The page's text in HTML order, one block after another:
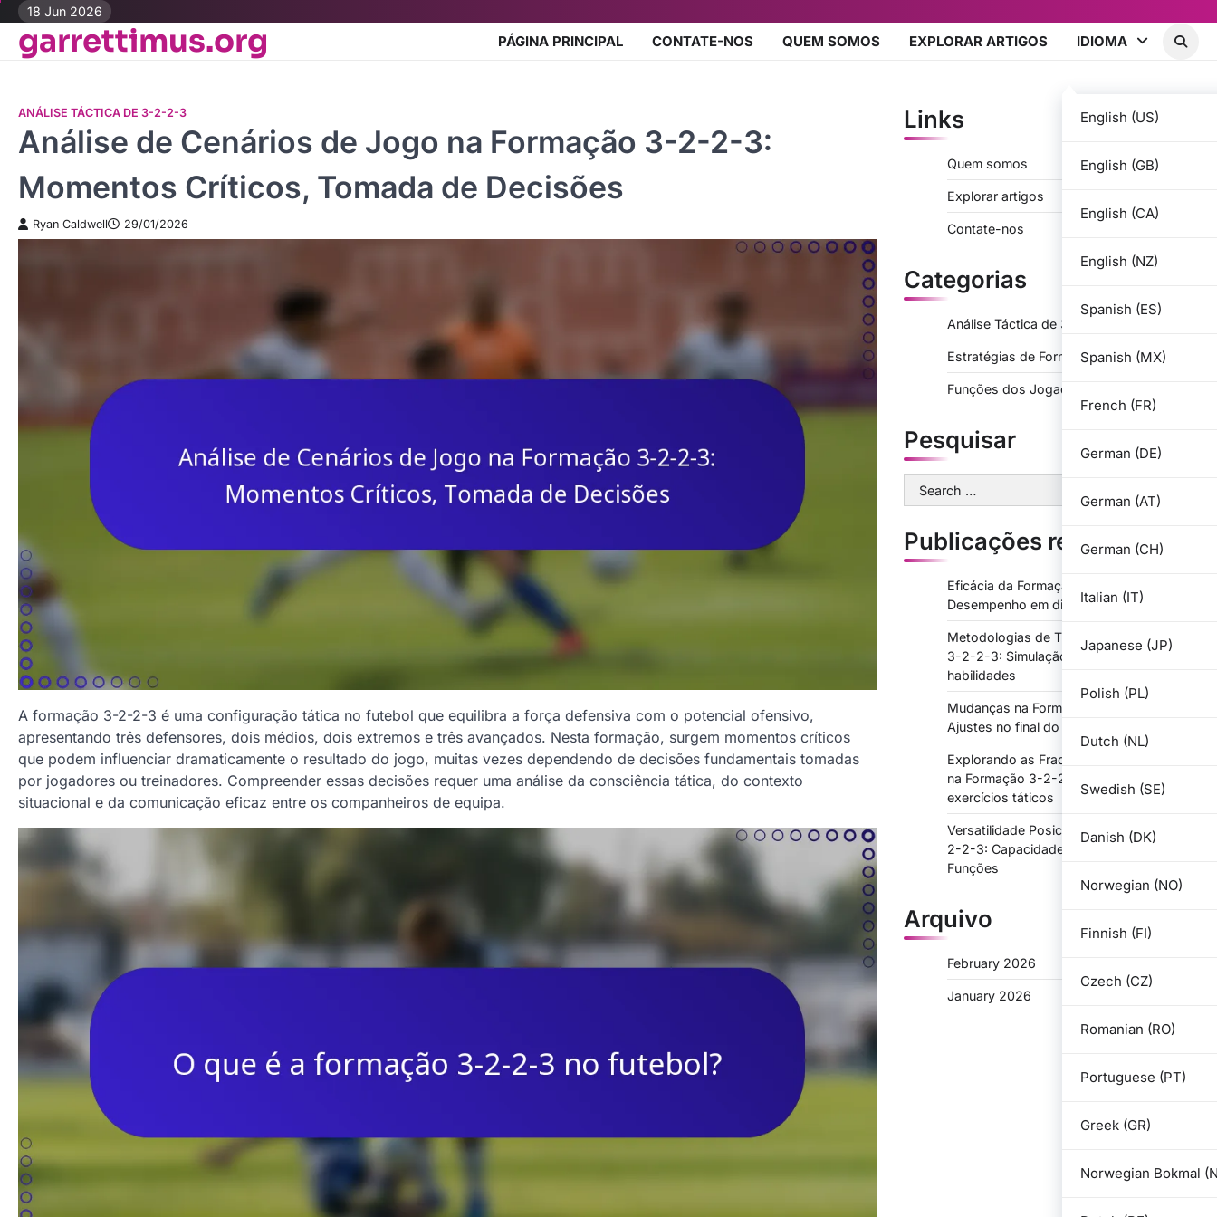
Skip
content
18 Jun 2026
garrettimus.org PÁGINA PRINCIPAL CONTATE-NOS QUEM SOMOS EXPLORAR ARTIGOS IDIOMA
English (US)
English (GB)
English (CA)
English (NZ)
Spanish (ES)
Spanish (MX)
French (FR)
German (DE)
German (AT)
German (CH)
Italian (IT)
Japanese (JP)
Polish (PL)
Dutch (NL)
Swedish (SE)
Danish (DK)
Norwegian (NO)
Finnish (FI)
Czech (CZ)
Romanian (RO)
Portuguese (PT)
Greek (GR)
Norwegian Bokmal
ANÁLISE TÁCTICA DE 3-2-2-3
Análise de Cenários de Jogo na Formação 3-2-2-3:
Momentos Críticos, Tomada de Decisões
Ryan Caldwell 29/01/2026
A formação 3-2-2-3 é uma configuração tática no futebol que equilibra a força defensiva com o potencial ofensivo,
apresentando três defensores, dois médios, dois extremos e três avançados. Nesta formação, surgem momentos críticos
que podem influenciar dramaticamente o resultado do jogo, muitas vezes dependendo de decisões fundamentais tomadas
por jogadores ou treinadores. Compreender essas decisões requer uma análise da consciência tática, do contexto
situacional e da comunicação eficaz entre os companheiros de equipa.
Links
Quem somos
Explorar artigos
Contate-nos
Categorias
Análise Táctica de 3-2-2-3
Estratégias de Formação para 3-2-2-3
Funções dos Jogadores em 3-2-2-3
Pesquisar
Search
for:
Publicações recentes
Eficácia da Formação 3-2-2-3:
Desempenho em diferentes sistemas
Metodologias de Treino para a Formação
3-2-2-3: Simulação, desenvolvimento de
habilidades
Mudanças na Formação 3-2-2-3:
Ajustes no final do jogo, substituições
Explorando as Fraquezas do Oponente
na Formação 3-2-2-3: Análise de jogo,
exercícios táticos
Versatilidade Posicional na Formação 3-
2-2-3: Capacidade para Múltiplas
Funções
Arquivo
February 2026
January 2026